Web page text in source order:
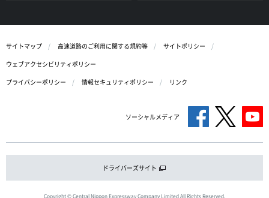
サイトマップ 高速道路のご利用に関する規約等
サイトポリシー
ウェブアクセシビリティポリシー
プライバシーポリシー
情報セキュリティポリシー リンク
ソーシャルメディア
ドライバーズサイト
Copyright © Central Nippon Expressway Company Limited All Rights Reserved.